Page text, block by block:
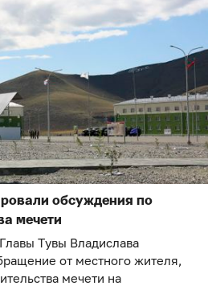
обсуждения по
мечети
Тувы Владислава
от местного жителя,
мечети на